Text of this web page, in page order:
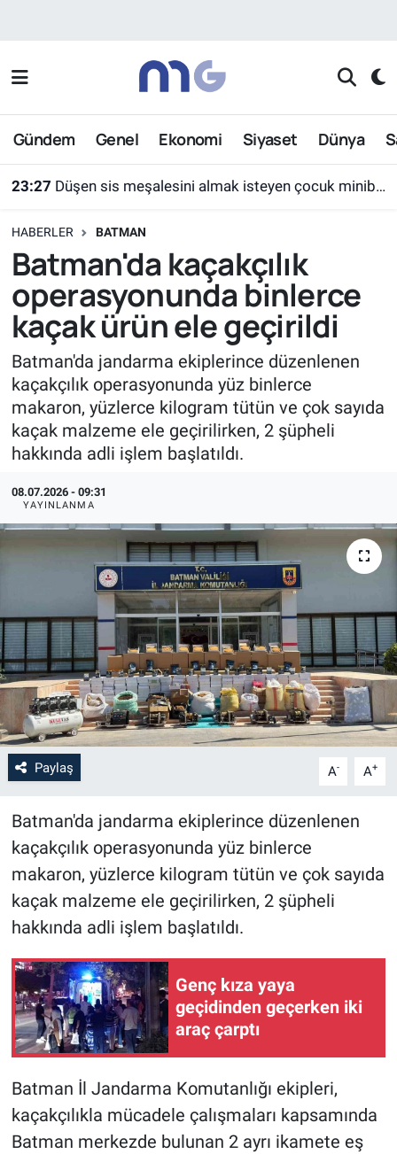
Gündem Genel Ekonomi Siyaset Dünya
23:27 Düşen sis meşalesini almak isteyen çocuk minibüsün altında kaldı
HABERLER BATMAN
Batman'da kaçakçılık
operasyonunda binlerce
kaçak ürün ele geçirildi
Batman'da jandarma ekiplerince düzenlenen
kaçakçılık operasyonunda yüz binlerce
makaron, yüzlerce kilogram tütün ve çok sayıda
kaçak malzeme ele geçirilirken, 2 şüpheli
hakkında adli işlem başlatıldı.
08.07.2026 - 09:31
YAYINLANMA
Paylaş A- A+
Batman'da jandarma ekiplerince düzenlenen
kaçakçılık operasyonunda yüz binlerce
makaron, yüzlerce kilogram tütün ve çok sayıda
kaçak malzeme ele geçirilirken, 2 şüpheli
hakkında adli işlem başlatıldı.
Genç kıza yaya
geçidinden geçerken iki
araç çarptı
Batman İl Jandarma Komutanlığı ekipleri,
kaçakçılıkla mücadele çalışmaları kapsamında
Batman merkezde bulunan 2 ayrı ikamete eş
Nöbetçi Eczaneler
Hava Durumu
Süper Lig Puan Durumu ve Fikstür
Tüm Manşetler
Son Dakika Haberleri
Haber Arşivi